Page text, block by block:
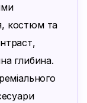
костюм та
глибина.